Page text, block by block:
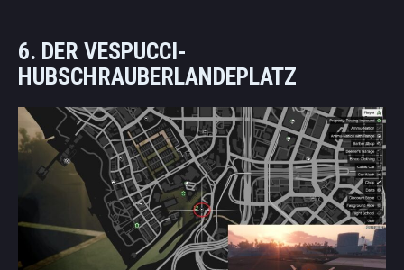
6. DER VESPUCCI-
HUBSCHRAUBERLANDEPLATZ